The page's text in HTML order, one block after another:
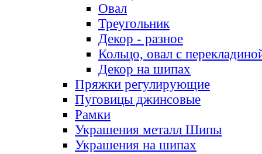
Овал
Треугольник
Декор - разное
Кольцо, овал с
Декор на шипах
Пряжки регулирующие
Пуговицы джинсовые
Рамки
Украшения металл Шипы
Украшения на шипах